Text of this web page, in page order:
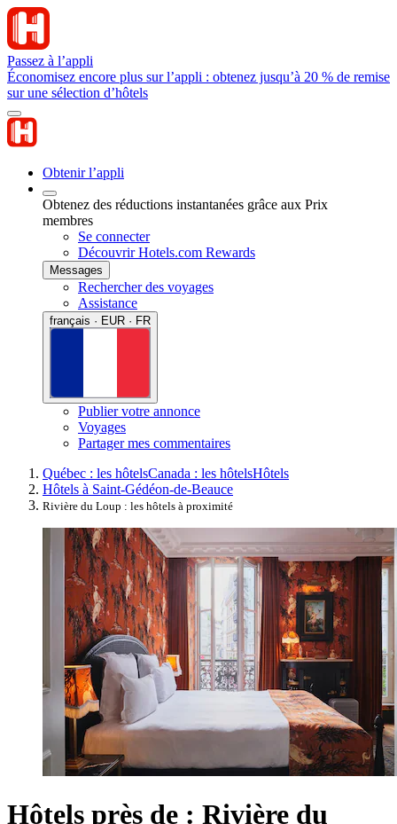
Passez à l’appli
Économisez encore plus sur l’appli : obtenez jusqu’à 20 % de remise
sur une sélection d’hôtels
Obtenir l’appli
Obtenez des réductions instantanées grâce aux Prix
membres
Se connecter
Découvrir Hotels.com Rewards
Messages
Rechercher des voyages
Assistance
français · EUR · FR
Publier votre annonce
Voyages
Partager mes commentaires
Québec : les hôtelsCanada : les hôtelsHôtels
Hôtels à Saint-Gédéon-de-Beauce
Rivière du Loup : les hôtels à proximité
Hôtels près de : Rivière du